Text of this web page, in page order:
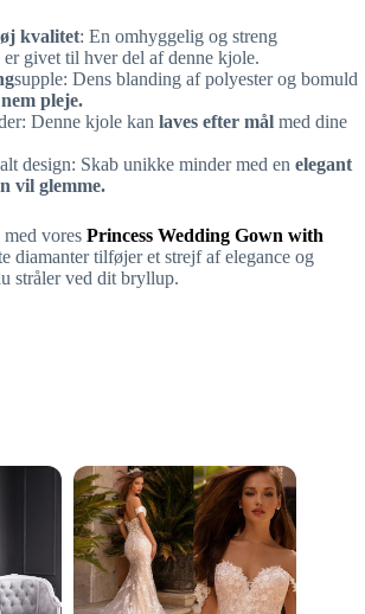
kvalitet: En omhyggelig og streng
er givet til hver del af denne kjole.
supple: Dens blanding af polyester og bomuld
pleje.
Denne kjole kan laves efter mål med dine
design: Skab unikke minder med en elegant
vil glemme.
vores Princess Wedding Gown with
diamanter tilføjer et strejf af elegance og
stråler ved dit bryllup.